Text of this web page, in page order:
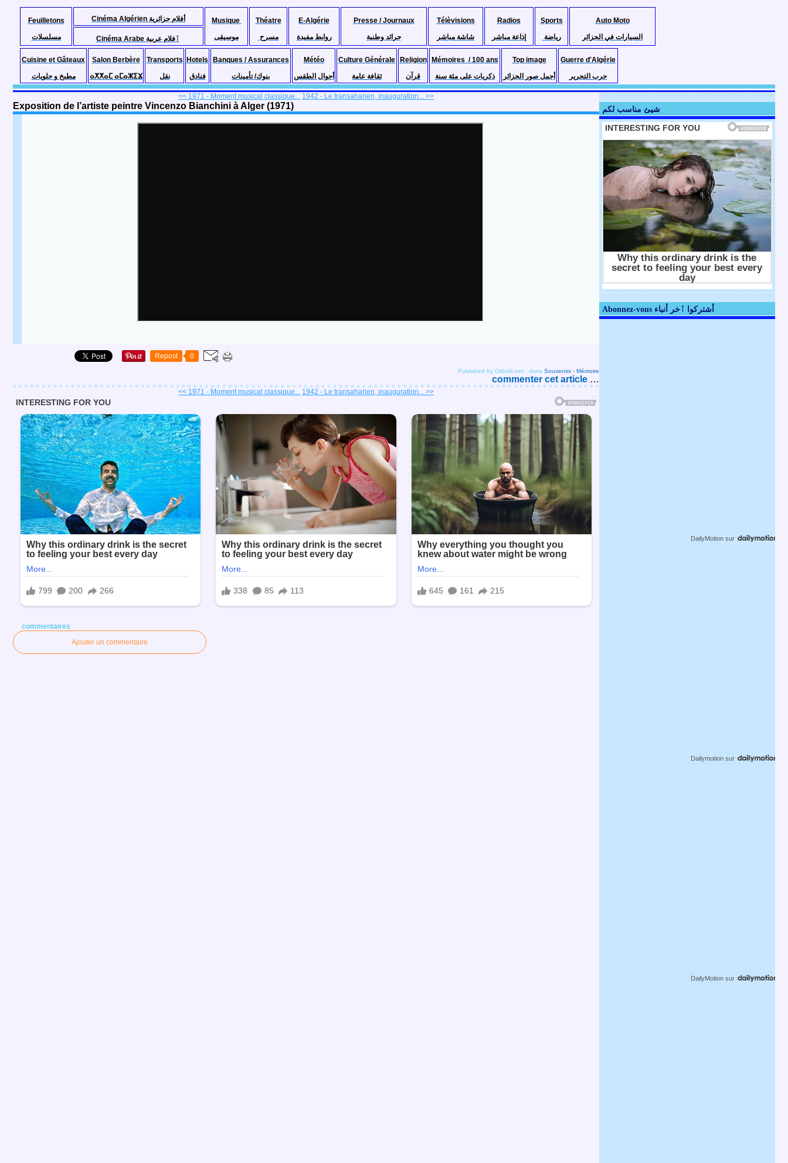
Feuilletons
مسلسلات
Cinéma Algérien أفلام جزائرية
Musique
موسيقى
Théatre
مسرح
E-Algérie
روابط مفيدة
Presse / Journaux
جرائد وطنية
Télèvisions
شاشة مباشر
Radios
إذاعة مباشر
Sports
رياضة
Auto Moto
السيارات في الجزائر
Cinéma Arabe ٱفلام عربية
Cuisine et Gâteaux
مطبخ و حلويات
Salon Berbère
ⴰⵅⵅⴰⵎ ⴰⵎⴰⵣⵉⴴ
Transports
نقل
Hotels
فنادق
Banques / Assurances
بنوك/ تأمينات
Météo
أحوال الطقس
Culture Générale
ثقافة عامة
Religion
قرآن
Mémoires / 100 ans
ذكريات على مئة سنة
Top image
أجمل صور الجزائر
Guerre d'Algérie
حرب التحرير
<< 1971 - Moment musical classique... 1942 - Le transaharien, inauguration... >>
Exposition de l’artiste peintre Vincenzo Bianchini à Alger (1971)
Repost 0
Published by Okbob.net - dans Souvenirs - Mémoire
commenter cet article …
<< 1971 - Moment musical classique... 1942 - Le transaharien, inauguration... >>
commentaires
Ajouter un commentaire
شيئ مناسب لكم
Abonnez-vous أشتركوا ٱخر أنباء
DailyMotion sur
Dailymotion sur
DailyMotion sur